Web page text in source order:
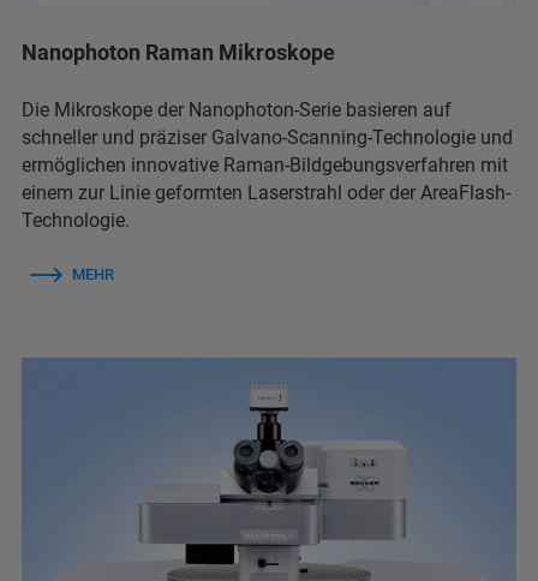
Nanophoton Raman Mikroskope
Die Mikroskope der Nanophoton-Serie basieren auf
schneller und präziser Galvano-Scanning-Technologie und
ermöglichen innovative Raman-Bildgebungsverfahren mit
einem zur Linie geformten Laserstrahl oder der AreaFlash-
Technologie.
MEHR